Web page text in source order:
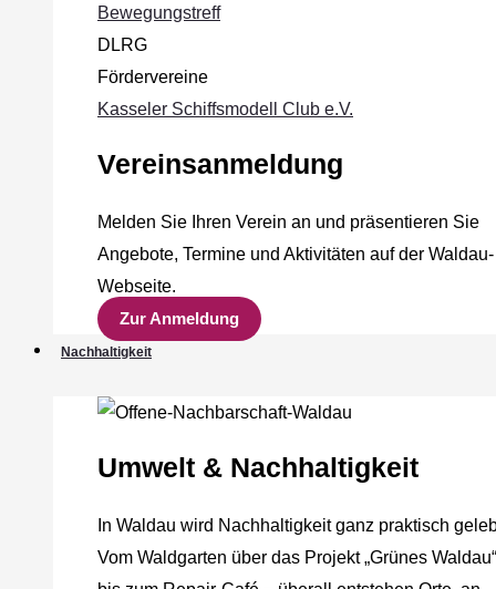
Bewegungstreff
DLRG
Fördervereine
Kasseler Schiffsmodell Club e.V.
Vereinsanmeldung
Melden Sie Ihren Verein an und präsentieren Sie
Angebote, Termine und Aktivitäten auf der Waldau-
Webseite.
Zur Anmeldung
Nachhaltigkeit
Umwelt & Nachhaltigkeit
In Waldau wird Nachhaltigkeit ganz praktisch
Vom Waldgarten über das Projekt „Grünes Waldau“